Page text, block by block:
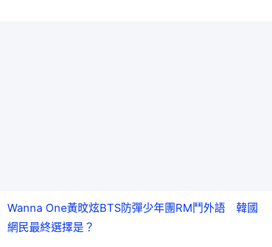
Wanna One黃旼炫BTS防彈少年團RM鬥外語 韓國
網民最終選擇是？